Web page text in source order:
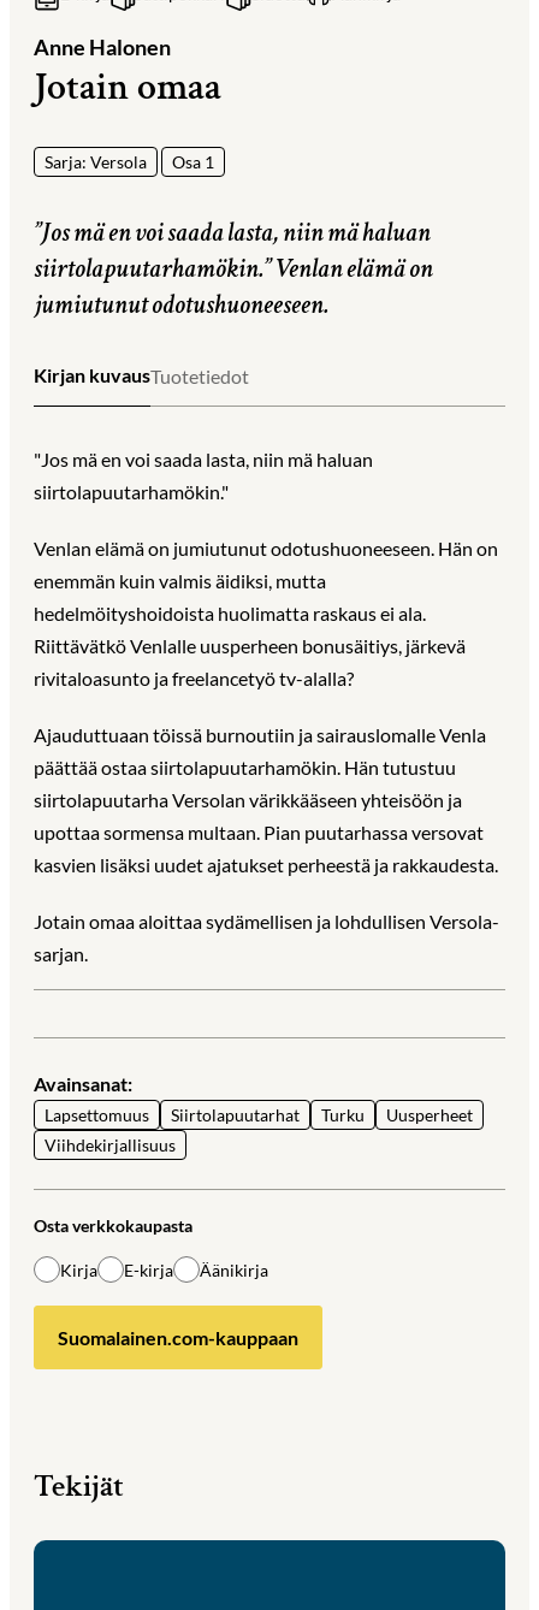
Anne Halonen
Jotain omaa
Sarja: Versola Osa 1
”Jos mä en voi saada lasta, niin mä haluan
siirtolapuutarhamökin.” Venlan elämä on
jumiutunut odotushuoneeseen.
Kirjan kuvausTuotetiedot
"Jos mä en voi saada lasta, niin mä haluan
siirtolapuutarhamökin."
Venlan elämä on jumiutunut odotushuoneeseen. Hän on
enemmän kuin valmis äidiksi, mutta
hedelmöityshoidoista huolimatta raskaus ei ala.
Riittävätkö Venlalle uusperheen bonusäitiys, järkevä
rivitaloasunto ja freelancetyö tv-alalla?
Ajauduttuaan töissä burnoutiin ja sairauslomalle Venla
päättää ostaa siirtolapuutarhamökin. Hän tutustuu
siirtolapuutarha Versolan värikkääseen yhteisöön ja
upottaa sormensa multaan. Pian puutarhassa versovat
kasvien lisäksi uudet ajatukset perheestä ja rakkaudesta.
Jotain omaa aloittaa sydämellisen ja lohdullisen Versola-
sarjan.
Avainsanat:
Lapsettomuus Siirtolapuutarhat Turku
Uusperheet
Viihdekirjallisuus
Osta verkkokaupasta
Kirja E-kirja Äänikirja
Suomalainen.com-kauppaan
Tekijät